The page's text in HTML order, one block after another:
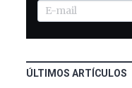
ÚLTIMOS ARTÍCULOS